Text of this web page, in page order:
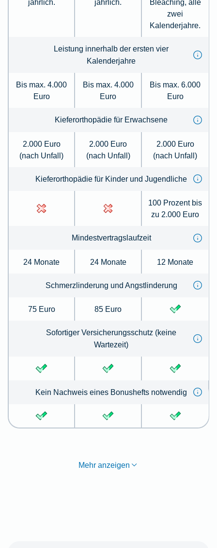
jährlich.
jährlich.
Bleaching, alle
zwei
Kalenderjahre.
Leistung innerhalb der ersten vier
Kalenderjahre
Bis max. 4.000
Euro
Bis max. 4.000
Euro
Bis max. 6.000
Euro
Kieferorthopädie für Erwachsene
2.000 Euro
(nach Unfall)
2.000 Euro
(nach Unfall)
2.000 Euro
(nach Unfall)
Kieferorthopädie für Kinder und Jugendliche
100 Prozent bis
zu 2.000 Euro
Mindestvertragslaufzeit
24 Monate 24 Monate 12 Monate
Schmerzlinderung und Angstlinderung
75 Euro 85 Euro
Sofortiger Versicherungsschutz (keine
Wartezeit)
Kein Nachweis eines Bonushefts notwendig
Mehr anzeigen